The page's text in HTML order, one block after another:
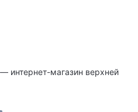
интернет-магазин верхней